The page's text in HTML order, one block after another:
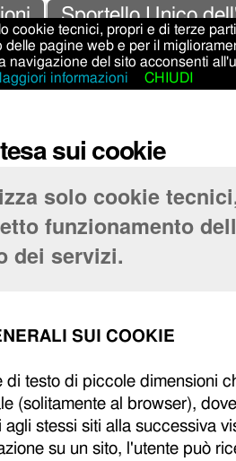
Sportello Unico
Produttive - SUAP
sui cookie
solo cookie
funzionamento
dei servizi.
SUI COOKIE
di testo di piccole dimensioni
(solitamente al browser),
stessi siti alla successiva
su un sito, l'utente può
cookie tecnici, propri e di terze
delle pagine web e per il
navigazione del sito acconsenti
informazioni CHIUDI